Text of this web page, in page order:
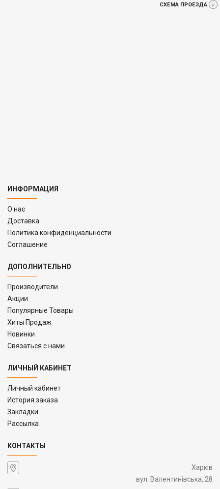
СХЕМА ПРОЕЗДА
ИНФОРМАЦИЯ
O нас
Доставка
Политика конфиденциальности
Соглашение
ДОПОЛНИТЕЛЬНО
Производители
Акции
Популярные Товары
Хиты Продаж
Новинки
Связаться с нами
ЛИЧНЫЙ КАБИНЕТ
Личный кабинет
История заказа
Закладки
Рассылка
КОНТАКТЫ
Харків
вул. Валентинівська, 28